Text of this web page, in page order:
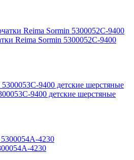
Reima Sormin 5300052C-9400
9400 детские шерстяные
4230